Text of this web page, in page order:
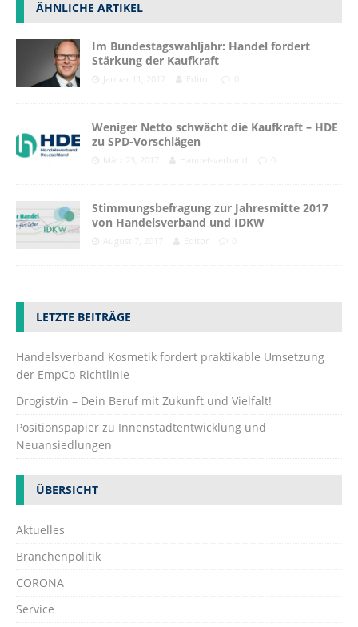
ÄHNLICHE ARTIKEL
Im Bundestagswahljahr: Handel fordert
Stärkung der Kaufkraft
Weniger Netto schwächt die Kaufkraft – HDE
zu SPD-Vorschlägen
Stimmungsbefragung zur Jahresmitte 2017
von Handelsverband und IDKW
LETZTE BEITRÄGE
Handelsverband Kosmetik fordert praktikable Umsetzung
der EmpCo-Richtlinie
Drogist/in – Dein Beruf mit Zukunft und Vielfalt!
Positionspapier zu Innenstadtentwicklung und
Neuansiedlungen
ÜBERSICHT
Aktuelles
Branchenpolitik
CORONA
Service